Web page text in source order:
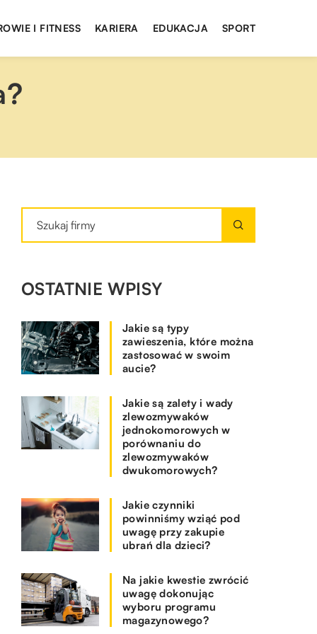
I FITNESS KARIERA EDUKACJA SPORT
OSTATNIE WPISY
Jakie są typy
zawieszenia, które można
zastosować w swoim
aucie?
Jakie są zalety i wady
zlewozmywaków
jednokomorowych w
porównaniu do
zlewozmywaków
dwukomorowych?
Jakie czynniki
powinniśmy wziąć pod
uwagę przy zakupie
ubrań dla dzieci?
Na jakie kwestie zwrócić
uwagę dokonując
wyboru programu
magazynowego?